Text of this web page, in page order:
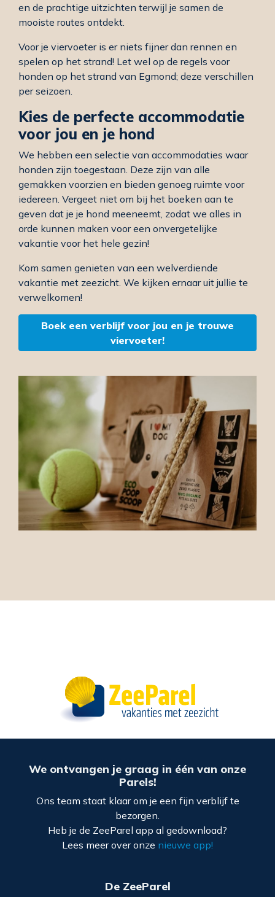
en de prachtige uitzichten terwijl je samen de
mooiste routes ontdekt.
Voor je viervoeter is er niets fijner dan rennen en
spelen op het strand! Let wel op de regels voor
honden op het strand van Egmond; deze verschillen
per seizoen.
Kies de perfecte accommodatie
voor jou en je hond
We hebben een selectie van accommodaties waar
honden zijn toegestaan. Deze zijn van alle
gemakken voorzien en bieden genoeg ruimte voor
iedereen. Vergeet niet om bij het boeken aan te
geven dat je je hond meeneemt, zodat we alles in
orde kunnen maken voor een onvergetelijke
vakantie voor het hele gezin!
Kom samen genieten van een welverdiende
vakantie met zeezicht. We kijken ernaar uit jullie te
verwelkomen!
Boek een verblijf voor jou en je trouwe
viervoeter!
We ontvangen je graag in één van onze
Parels!
Ons team staat klaar om je een fijn verblijf te
bezorgen.
Heb je de ZeeParel app al gedownload?
Lees meer over onze nieuwe app!
De ZeeParel